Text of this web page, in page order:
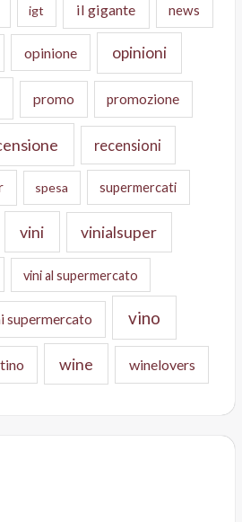
igt il gigante news
opinione opinioni
promo promozione
recensioni
spesa supermercati
vini vinialsuper
vini al supermercato
supermercato vino
wine winelovers